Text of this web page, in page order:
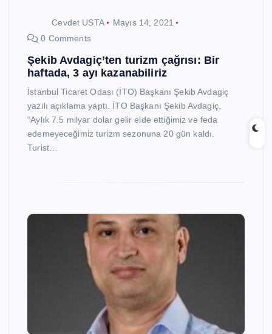
Cevdet USTA
Mayıs 14, 2021
0 Comments
Şekib Avdagiç’ten turizm çağrısı: Bir
haftada, 3 ayı kazanabiliriz
İstanbul Ticaret Odası (İTO) Başkanı Şekib Avdagiç
yazılı açıklama yaptı. İTO Başkanı Şekib Avdagiç,
“Aylık 7.5 milyar dolar gelir elde ettiğimiz ve feda
edemeyeceğimiz turizm sezonuna 20 gün kaldı.
Turist…